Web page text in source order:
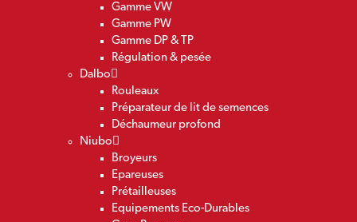
Gamme VW
Gamme PW
Gamme DP & TP
Régulation & pesée
Dalbo
Rouleaux
Préparateur de lit de semences
Déchaumeur profond
Niubo
Broyeurs
Epareuses
Prétailleuses
Equipements Eco-Durables